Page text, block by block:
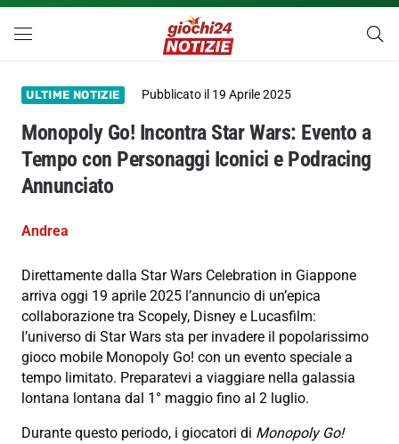
ULTIME NOTIZIE Pubblicato il 19 Aprile 2025
Monopoly Go! Incontra Star Wars: Evento a
Tempo con Personaggi Iconici e Podracing
Annunciato
Andrea
Direttamente dalla Star Wars Celebration in Giappone
arriva oggi 19 aprile 2025 l’annuncio di un’epica
collaborazione tra Scopely, Disney e Lucasfilm:
l’universo di Star Wars sta per invadere il popolarissimo
gioco mobile Monopoly Go! con un evento speciale a
tempo limitato. Preparatevi a viaggiare nella galassia
lontana lontana dal 1° maggio fino al 2 luglio.
Durante questo periodo, i giocatori di Monopoly Go!